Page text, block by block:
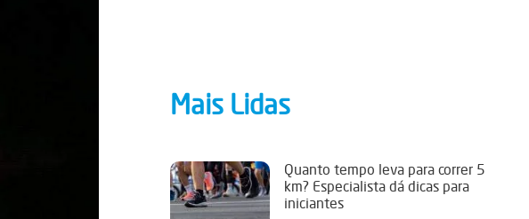
Mais Lidas
Quanto tempo leva para correr 5
km? Especialista dá dicas para
iniciantes